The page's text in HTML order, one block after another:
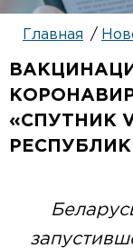
Главная
«СПУТНИК